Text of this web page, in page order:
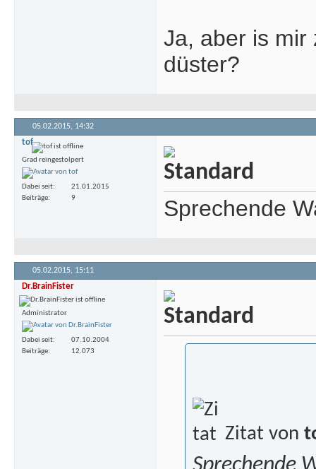
Ja, aber is
düster?
05.02.2015, 14:32
tof
Grad reingestolpert
Dabei seit
21.01.2015
Beiträge
9 Sprechende
05.02.2015, 15:11
Dr.BrainFister
Administrator
Dabei seit
07.10.2004
Beiträge
12.073
Zitat von